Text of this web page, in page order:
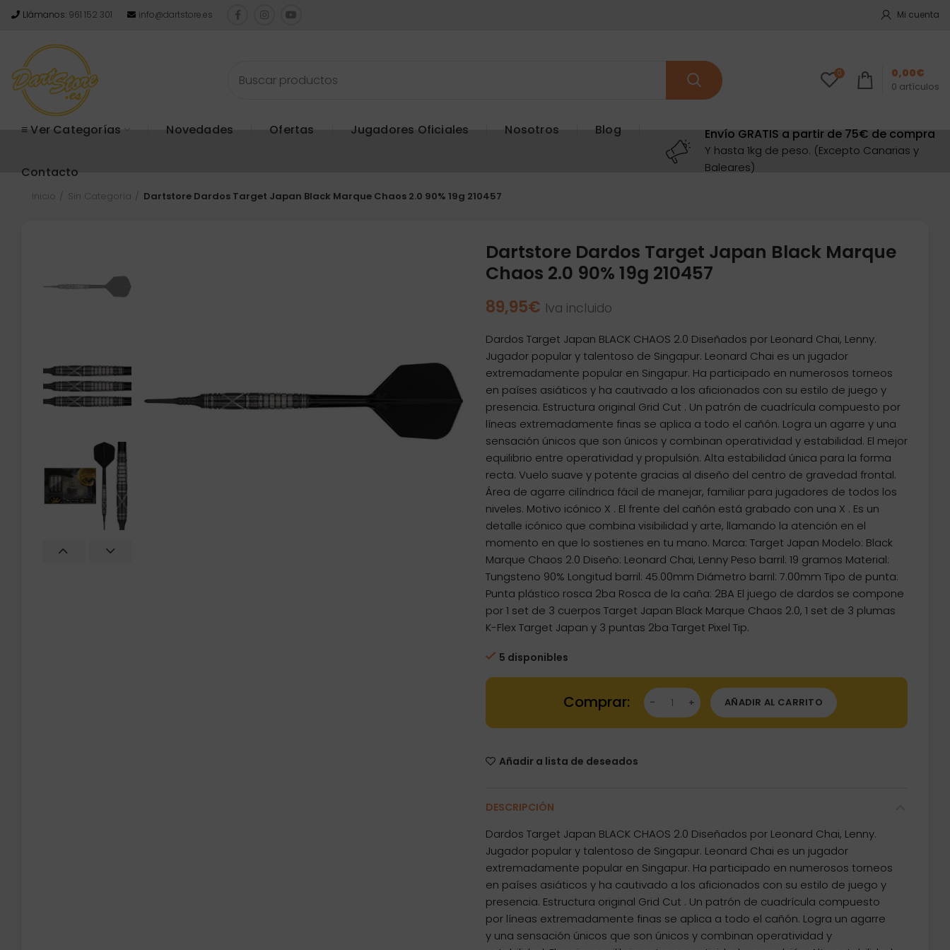
Llámanos: 961 152 301 info@dartstore.es Mi cuenta
0
0 artículos
0,00€
≡ Ver Categorías Novedades Ofertas Jugadores Oficiales Nosotros Blog
Contacto
Envío GRATIS a partir de 75€ de compra
Y hasta 1kg de peso. (Excepto Canarias y
Baleares)
Inicio Sin Categoria Dartstore Dardos Target Japan Black Marque Chaos 2.0 90% 19g 210457
Dartstore Dardos Target Japan Black Marque
Chaos 2.0 90% 19g 210457
89,95€ Iva incluido
Dardos Target Japan BLACK CHAOS 2.0 Diseñados por Leonard Chai, Lenny.
Jugador popular y talentoso de Singapur. Leonard Chai es un jugador
extremadamente popular en Singapur. Ha participado en numerosos torneos
en países asiáticos y ha cautivado a los aficionados con su estilo de juego y
presencia. Estructura original Grid Cut . Un patrón de cuadrícula compuesto por
líneas extremadamente finas se aplica a todo el cañón. Logra un agarre y una
sensación únicos que son únicos y combinan operatividad y estabilidad. El mejor
equilibrio entre operatividad y propulsión. Alta estabilidad única para la forma
recta. Vuelo suave y potente gracias al diseño del centro de gravedad frontal.
Área de agarre cilíndrica fácil de manejar, familiar para jugadores de todos los
niveles. Motivo icónico X . El frente del cañón está grabado con una X . Es un
detalle icónico que combina visibilidad y arte, llamando la atención en el
momento en que lo sostienes en tu mano. Marca: Target Japan Modelo: Black
Marque Chaos 2.0 Diseño: Leonard Chai, Lenny Peso barril: 19 gramos Material:
Tungsteno 90% Longitud barril: 45.00mm Diámetro barril: 7.00mm Tipo de punta:
Punta plástico rosca 2ba Rosca de la caña: 2BA El juego de dardos se compone
por 1 set de 3 cuerpos Target Japan Black Marque Chaos 2.0, 1 set de 3 plumas
K-Flex Target Japan y 3 puntas 2ba Target Pixel Tip.
5 disponibles
Dartstore Dardos Target Japan Black Marque Chaos 2.0 90% 19g 210457
AÑADIR AL CARRITO
Añadir a lista de deseados
DESCRIPCIÓN
Dardos Target Japan BLACK CHAOS 2.0 Diseñados por Leonard Chai, Lenny.
Jugador popular y talentoso de Singapur. Leonard Chai es un jugador
extremadamente popular en Singapur. Ha participado en numerosos torneos
en países asiáticos y ha cautivado a los aficionados con su estilo de juego y
presencia. Estructura original Grid Cut . Un patrón de cuadrícula compuesto
por líneas extremadamente finas se aplica a todo el cañón. Logra un agarre
y una sensación únicos que son únicos y combinan operatividad y